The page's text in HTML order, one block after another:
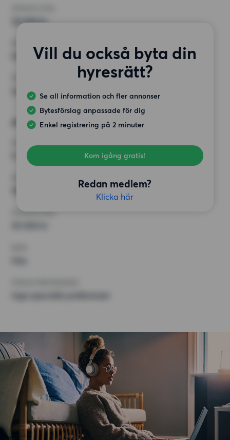
Vill du också byta din
hyresrätt?
Se all information och fler annonser
Bytesförslag anpassade för dig
Enkel registrering på 2 minuter
Kom igång gratis!
Redan medlem?
Klicka här
28 000 kr
ÖVRIGA PREFERENSER
Inga speciella preferenser
Alternativt önskemål
5 rum
MINST ANTAL KVADRATMETER
HÖGSTA HYRA